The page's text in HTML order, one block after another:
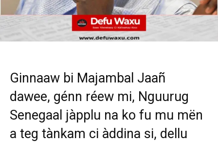
Ginnaaw bi Majambal Jaañ
dawee, génn réew mi, Nguurug
Senegaal jàpplu na ko fu mu mën
a teg tànkam ci àddina si, dellu